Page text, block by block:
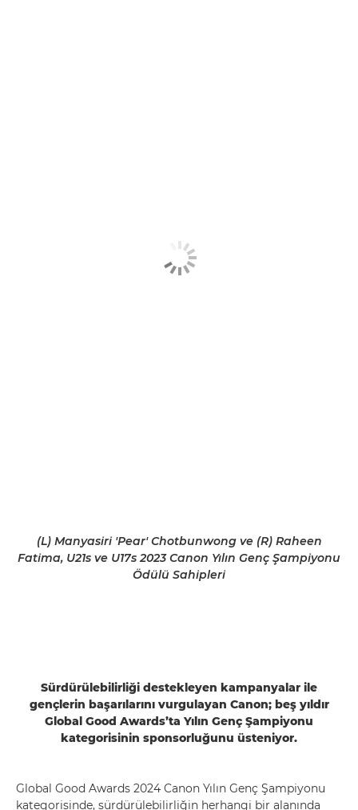
(L) Manyasiri 'Pear' Chotbunwong ve (R) Raheen
Fatima, U21s ve U17s 2023 Canon Yılın Genç Şampiyonu
Ödülü Sahipleri
Sürdürülebilirliği destekleyen kampanyalar ile
gençlerin başarılarını vurgulayan Canon; beş yıldır
Global Good Awards’ta Yılın Genç Şampiyonu
kategorisinin sponsorluğunu üsteniyor.
Global Good Awards 2024 Canon Yılın Genç Şampiyonu
kategorisinde, sürdürülebilirliğin herhangi bir alanında